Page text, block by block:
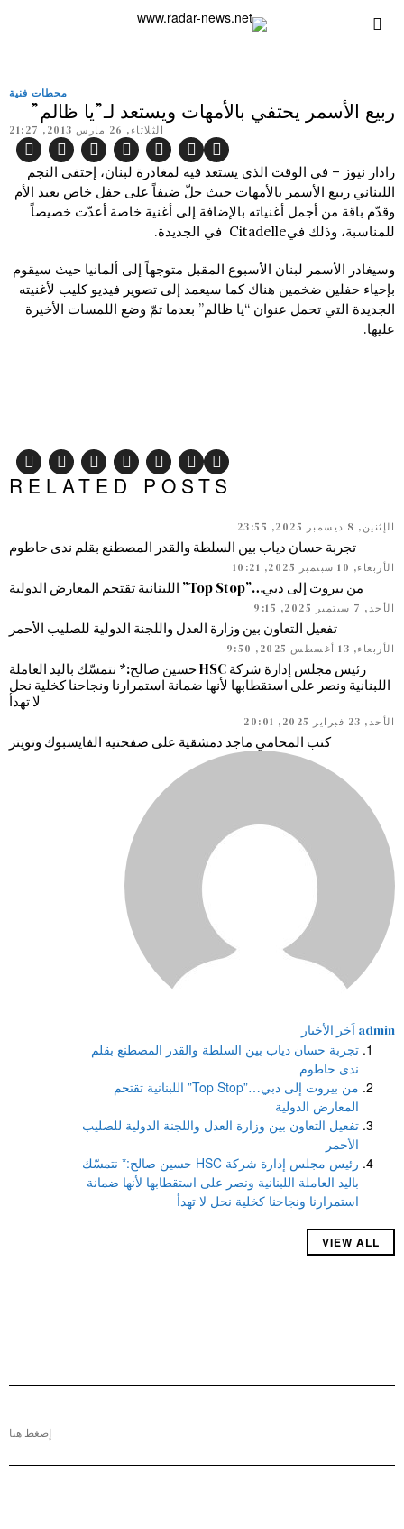
محطات فنية
ربيع الأسمر يحتفي بالأمهات ويستعد لـ”يا ظالم”
الثلاثاء, 26 مارس 2013, 21:27
رادار نيوز – في الوقت الذي يستعد فيه لمغادرة لبنان، إحتفى النجم
اللبناني ربيع الأسمر بالأمهات حيث حلّ ضيفاً على حفل خاص بعيد الأم
وقدّم باقة من أجمل أغنياته بالإضافة إلى أغنية خاصة أعدّت خصيصاً
للمناسبة، وذلك فيCitadelle في الجديدة.
وسيغادر الأسمر لبنان الأسبوع المقبل متوجهاً إلى ألمانيا حيث سيقوم
بإحياء حفلين ضخمين هناك كما سيعمد إلى تصوير فيديو كليب لأغنيته
الجديدة التي تحمل عنوان “يا ظالم” بعدما تمّ وضع اللمسات الأخيرة
عليها.
RELATED POSTS
الإثنين, 8 ديسمبر 2025, 23:55
تجربة حسان دياب بين السلطة والقدر المصطنع بقلم ندى حاطوم
الأربعاء, 10 سبتمبر 2025, 10:21
من بيروت إلى دبي…”Top Stop” اللبنانية تقتحم المعارض الدولية
الأحد, 7 سبتمبر 2025, 9:15
تفعيل التعاون بين وزارة العدل واللجنة الدولية للصليب الأحمر
الأربعاء, 13 أغسطس 2025, 9:50
رئيس مجلس إدارة شركة HSC حسين صالح:* نتمسّك باليد العاملة
اللبنانية ونصر على استقطابها لأنها ضمانة استمرارنا ونجاحنا كخلية نحل
لا تهدأ
الأحد, 23 فبراير 2025, 20:01
كتب المحامي ماجد دمشقية على صفحتيه الفايسبوك وتويتر
admin اَخر الأخبار
تجربة حسان دياب بين السلطة والقدر المصطنع بقلم
ندى حاطوم
من بيروت إلى دبي…”Top Stop” اللبنانية تقتحم
المعارض الدولية
تفعيل التعاون بين وزارة العدل واللجنة الدولية للصليب
الأحمر
رئيس مجلس إدارة شركة HSC حسين صالح:* نتمسّك
باليد العاملة اللبنانية ونصر على استقطابها لأنها ضمانة
استمرارنا ونجاحنا كخلية نحل لا تهدأ
VIEW ALL
إضغط هنا